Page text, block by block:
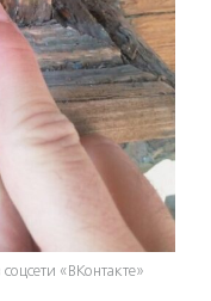
«ВКонтакте»